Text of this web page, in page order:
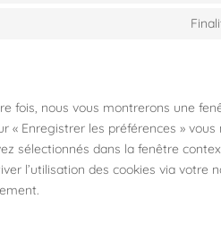
fois, nous vous montrerons une
« Enregistrer les préférences »
sélectionnés dans la fenêtre
l’utilisation des cookies via votre